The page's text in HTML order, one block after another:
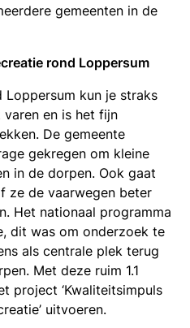
gemeenten in de
rond Loppersum
Loppersum kun je straks
en is het fijn
De gemeente
gekregen om kleine
in de dorpen. Ook gaat
ze de vaarwegen beter
Het nationaal programma
dit was om onderzoek te
als centrale plek terug
Met deze ruim 1.1
project ‘Kwaliteitsimpuls
uitvoeren.